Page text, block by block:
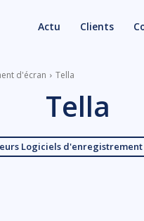
Actu Clients
d'écran Tella
Tella
Logiciels